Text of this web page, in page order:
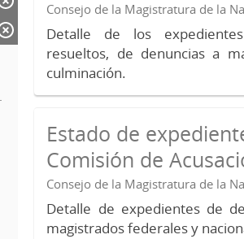
Consejo de la Magistratura de la
Detalle de los
resueltos, de denuncias a
culminación.
Estado de
Comisión de
Consejo de la Magistratura de la
Detalle de expedientes de
magistrados federales y